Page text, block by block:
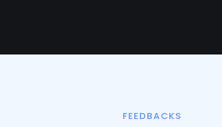
FEEDBACKS